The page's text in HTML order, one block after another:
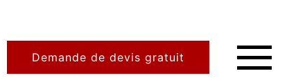
Demande de devis gratuit